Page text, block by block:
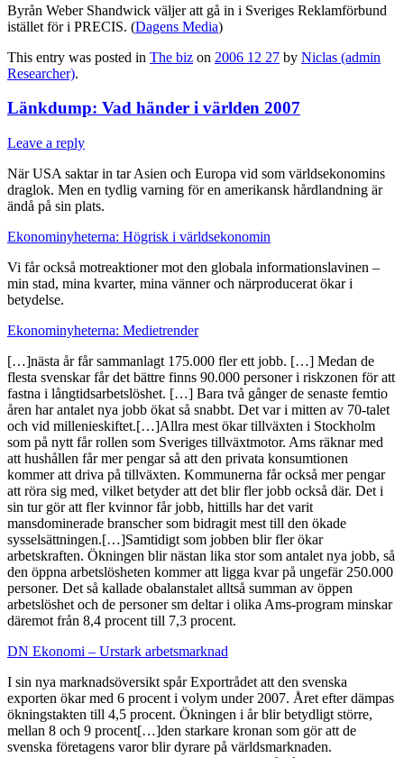
Byrån Weber Shandwick väljer att gå in i Sveriges Reklamförbund
istället för i PRECIS. (Dagens Media)
This entry was posted in The biz on 2006 12 27 by Niclas (admin
Researcher).
Länkdump: Vad händer i världen 2007
Leave a reply
När USA saktar in tar Asien och Europa vid som världsekonomins
draglok. Men en tydlig varning för en amerikansk hårdlandning är
ändå på sin plats.
Ekonominyheterna: Högrisk i världsekonomin
Vi får också motreaktioner mot den globala informationslavinen –
min stad, mina kvarter, mina vänner och närproducerat ökar i
betydelse.
Ekonominyheterna: Medietrender
[…]nästa år får sammanlagt 175.000 fler ett jobb. […] Medan de
flesta svenskar får det bättre finns 90.000 personer i riskzonen för att
fastna i långtidsarbetslöshet. […] Bara två gånger de senaste femtio
åren har antalet nya jobb ökat så snabbt. Det var i mitten av 70-talet
och vid millenieskiftet.[…]Allra mest ökar tillväxten i Stockholm
som på nytt får rollen som Sveriges tillväxtmotor. Ams räknar med
att hushållen får mer pengar så att den privata konsumtionen
kommer att driva på tillväxten. Kommunerna får också mer pengar
att röra sig med, vilket betyder att det blir fler jobb också där. Det i
sin tur gör att fler kvinnor får jobb, hittills har det varit
mansdominerade branscher som bidragit mest till den ökade
sysselsättningen.[…]Samtidigt som jobben blir fler ökar
arbetskraften. Ökningen blir nästan lika stor som antalet nya jobb, så
den öppna arbetslösheten kommer att ligga kvar på ungefär 250.000
personer. Det så kallade obalanstalet alltså summan av öppen
arbetslöshet och de personer sm deltar i olika Ams-program minskar
däremot från 8,4 procent till 7,3 procent.
DN Ekonomi – Urstark arbetsmarknad
I sin nya marknadsöversikt spår Exportrådet att den svenska
exporten ökar med 6 procent i volym under 2007. Året efter dämpas
ökningstakten till 4,5 procent. Ökningen i år blir betydligt större,
mellan 8 och 9 procent[…]den starkare kronan som gör att de
svenska företagens varor blir dyrare på världsmarknaden.